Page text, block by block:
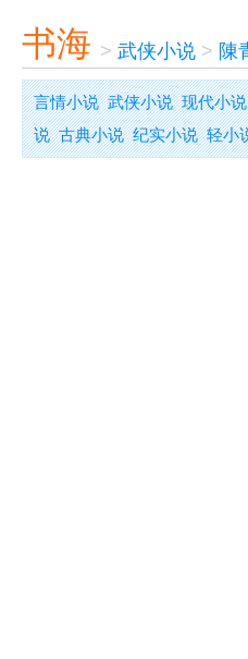
书海 > 武侠小说 > 陳
言情小说 武侠小说 现代小说
说 古典小说 纪实小说 轻小